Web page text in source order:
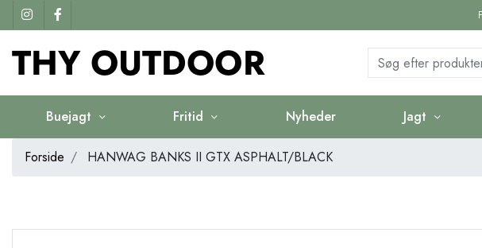
Buejagt Fritid Nyheder Jagt
Forside HANWAG BANKS II GTX ASPHALT/BLACK